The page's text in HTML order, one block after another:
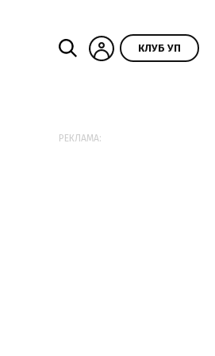
КЛУБ УП
РЕКЛАМА: